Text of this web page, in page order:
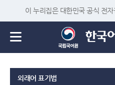
이 누리집은 대한민국 공식 전
외래어 표기법